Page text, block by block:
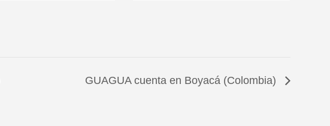
GUAGUA cuenta en Boyacá (Colombia)